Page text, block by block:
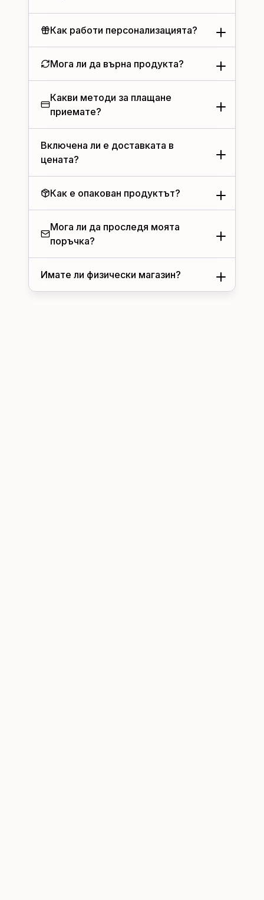
Как работи персонализацията?
Мога ли да върна продукта?
Какви методи за плащане
приемате?
Включена ли е доставката в
цената?
Как е опакован продуктът?
Мога ли да проследя моята
поръчка?
Имате ли физически магазин?